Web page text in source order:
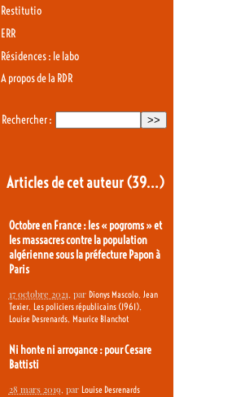
Restitutio
ERR
Résidences : le labo
A propos de la RDR
Rechercher :
Articles de cet auteur(39…)
Octobre en France : les « pogroms » et
les massacres contre la population
algérienne sous la préfecture Papon à
Paris
17 octobre 2021, par Dionys Mascolo, Jean
Texier, Les policiers républicains (1961),
Louise Desrenards, Maurice Blanchot
Ni honte ni arrogance : pour Cesare
Battisti
28 mars 2019, par Louise Desrenards